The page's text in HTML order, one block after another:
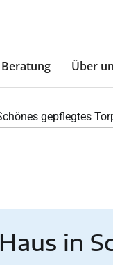
Beratung Über
gepflegtes
Haus in